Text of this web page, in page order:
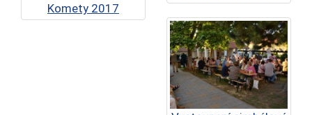
Komety 2017